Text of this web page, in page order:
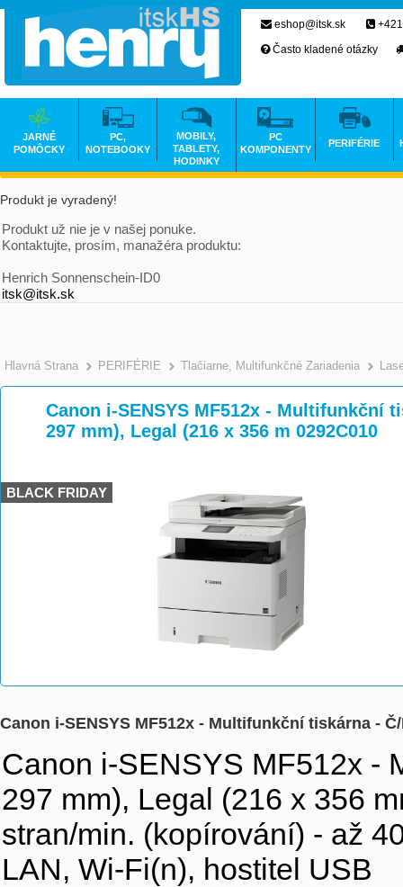
Produkt je vyradený!
Produkt už nie je v našej ponuke.
Kontaktujte, prosím, manažéra produktu:
Henrich Sonnenschein-ID0
itsk@itsk.sk
Hlavná Strana >
PERIFÉRIE >
Tlačiarne, Multifunkčné Zariadenia
Canon i-SENSYS MF512x - Multifunkční
297 mm), Legal (216 x 356 m 0292C010
BLACK FRIDAY
Canon i-SENSYS MF512x - Multifunkční tiskárna -
Canon i-SENSYS MF512x -
297 mm), Legal (216 x 356
stran/min. (kopírování) - až
LAN, Wi-Fi(n), hostitel USB
eshop@itsk.sk
Často kladené otázky
JARNÉ
POMÔCKY
PC,
NOTEBOOKY
MOBILY,
TABLETY,
HODINKY
PC
KOMPONENTY
PERIFÉRIE